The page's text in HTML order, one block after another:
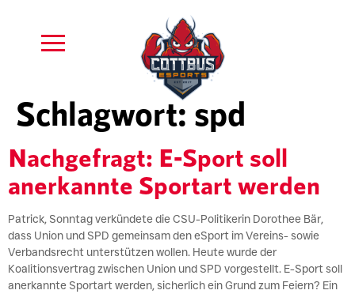
Schlagwort: spd
Nachgefragt: E-Sport soll
anerkannte Sportart werden
Patrick, Sonntag verkündete die CSU-Politikerin Dorothee Bär,
dass Union und SPD gemeinsam den eSport im Vereins- sowie
Verbandsrecht unterstützen wollen. Heute wurde der
Koalitionsvertrag zwischen Union und SPD vorgestellt. E-Sport soll
anerkannte Sportart werden, sicherlich ein Grund zum Feiern? Ein